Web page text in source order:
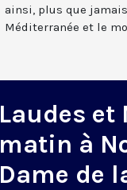
ainsi, plus que
Méditerranée et le
Laudes et
matin à
Dame de